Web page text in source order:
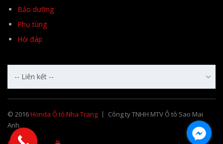
Bảo dưỡng
Phụ tùng
Hỏi đáp
-- Liên kết --
© 2016Honda Ô tô Nha Trang
Công ty TNHH MTV Ô tô Sao Mai
Anh.